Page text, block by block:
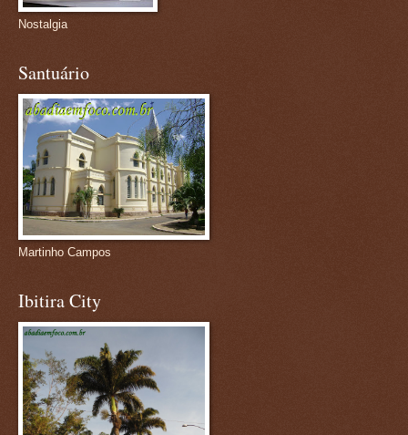
Nostalgia
Santuário
Martinho Campos
Ibitira City